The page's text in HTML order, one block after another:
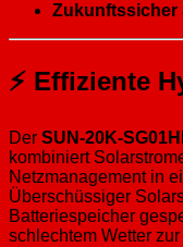
Zukunftssicher
⚡ Effiziente
Der SUN-20K-
kombiniert
Netzmanagement in
Überschüssiger
Batteriespeicher
schlechtem Wetter